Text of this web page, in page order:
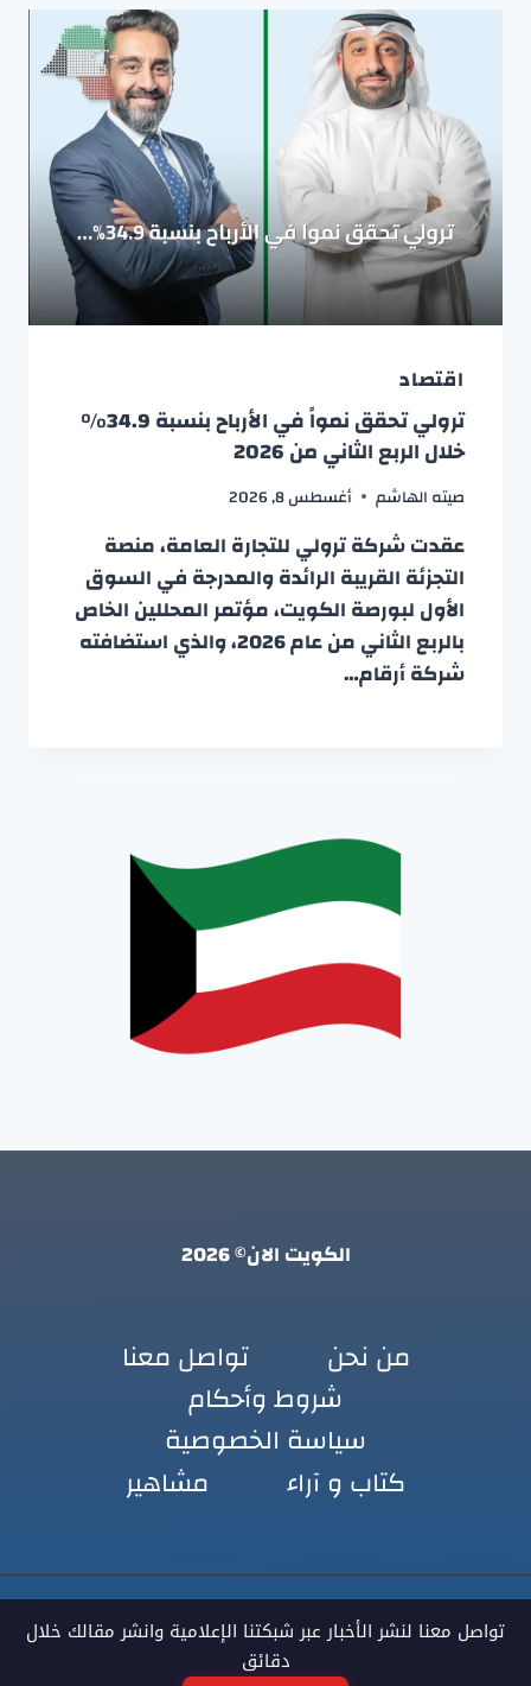
اقتصاد
ترولي تحقق نمواً في الأرباح بنسبة 34.9%
خلال الربع الثاني من 2026
صيته الهاشم أغسطس 8, 2026
عقدت شركة ترولي للتجارة العامة، منصة
التجزئة القريبة الرائدة والمدرجة في السوق
الأول لبورصة الكويت، مؤتمر المحللين الخاص
بالربع الثاني من عام 2026، والذي استضافته
شركة أرقام…
الكويت الان© 2026
من نحن
تواصل معنا
شروط وأحكام
سياسة الخصوصية
كتاب و آراء
مشاهير
تواصل معنا لنشر الأخبار عبر شبكتنا الإعلامية وانشر مقالك خلال
دقائق